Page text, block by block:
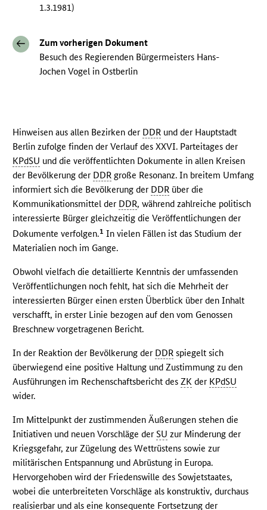
1.3.1981)
Zum vorherigen Dokument
Besuch des Regierenden Bürgermeisters Hans-
Jochen Vogel in Ostberlin
Hinweisen aus allen Bezirken der DDR und der Hauptstadt
Berlin zufolge finden der Verlauf des XXVI. Parteitages der
KPdSU und die veröffentlichten Dokumente in allen Kreisen
der Bevölkerung der DDR große Resonanz. In breitem Umfang
informiert sich die Bevölkerung der DDR über die
Kommunikationsmittel der DDR, während zahlreiche politisch
interessierte Bürger gleichzeitig die Veröffentlichungen der
Dokumente verfolgen.1 In vielen Fällen ist das Studium der
Materialien noch im Gange.
Obwohl vielfach die detaillierte Kenntnis der umfassenden
Veröffentlichungen noch fehlt, hat sich die Mehrheit der
interessierten Bürger einen ersten Überblick über den Inhalt
verschafft, in erster Linie bezogen auf den vom Genossen
Breschnew vorgetragenen Bericht.
In der Reaktion der Bevölkerung der DDR spiegelt sich
überwiegend eine positive Haltung und Zustimmung zu den
Ausführungen im Rechenschaftsbericht desZK der KPdSU
wider.
Im Mittelpunkt der zustimmenden Äußerungen stehen die
Initiativen und neuen Vorschläge derSU zur Minderung der
Kriegsgefahr, zur Zügelung des Wettrüstens sowie zur
militärischen Entspannung und Abrüstung in Europa.
Hervorgehoben wird der Friedenswille des Sowjetstaates,
wobei die unterbreiteten Vorschläge als konstruktiv, durchaus
realisierbar und als eine konsequente Fortsetzung der